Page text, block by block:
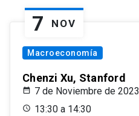
7 NOV
Macroeconomía
Chenzi Xu, Stanford
7 de Noviembre de 2023
13:30 a 14:30